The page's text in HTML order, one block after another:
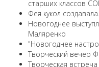
старших классов
Фея кукол
Новогоднее
Маляренко
"Новогоднее
Творческий вечер
Творческая